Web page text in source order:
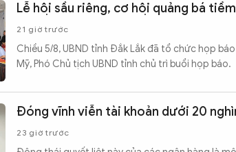
Lễ hội sầu riêng, cơ hội quảng bá
21 giờ trước
Chiều 5/8, UBND tỉnh Đắk Lắk đã tổ chức họp
Mỹ, Phó Chủ tịch UBND tỉnh chủ trì buổi họp báo.
Đóng vĩnh viễn tài khoản dưới 20
23 giờ trước